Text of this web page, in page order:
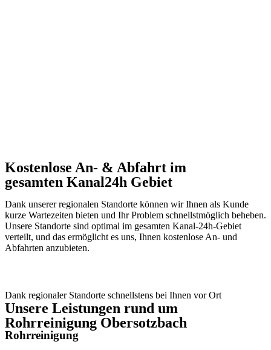
Kostenlose An- & Abfahrt im
gesamten Kanal24h Gebiet
Dank unserer regionalen Standorte können wir Ihnen als Kunde
kurze Wartezeiten bieten und Ihr Problem schnellstmöglich beheben.
Unsere Standorte sind optimal im gesamten Kanal-24h-Gebiet
verteilt, und das ermöglicht es uns, Ihnen kostenlose An- und
Abfahrten anzubieten.
Dank regionaler Standorte schnellstens bei Ihnen vor Ort
Unsere Leistungen rund um
Rohrreinigung Obersotzbach
Rohrreinigung